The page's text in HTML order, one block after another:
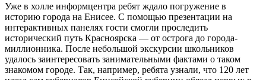
Уже в холле информцентра ребят ждало погружение в
историю города на Енисее. С помощью презентации на
интерактивных панелях гости смогли проследить
исторический путь Красноярска — от острога до города-
миллионника. После небольшой экскурсии школьников
удалось заинтересовать занимательными фактами о таком
знакомом городе. Так, например, ребята узнали, что 120 лет